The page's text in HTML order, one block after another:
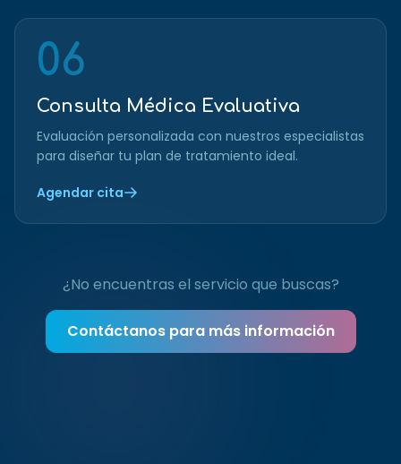
06
Consulta Médica Evaluativa
Evaluación personalizada con nuestros especialistas
para diseñar tu plan de tratamiento ideal.
Agendar cita
¿No encuentras el servicio que buscas?
Contáctanos para más información